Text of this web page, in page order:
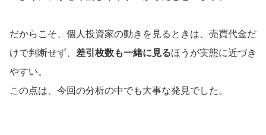
だからこそ、個人投資家の動きを見るときは、売買代金だ
けで判断せず、 差引枚数も一緒に見るほうが実態に近づき
やすい。
この点は、今回の分析の中でも大事な発見でした。